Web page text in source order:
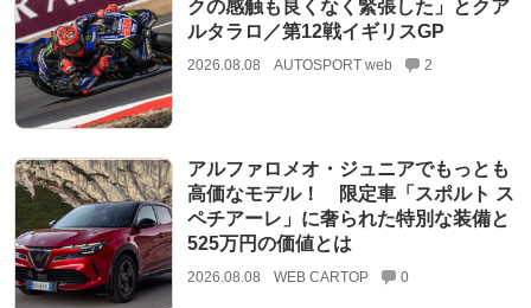
クの感触も良くなく緊張した」とクア
ルタラロ／第12戦イギリスGP
2026.08.08 AUTOSPORT web 2
アルファロメオ・ジュニアでもっとも
高価なモデル！ 限定車「スポルト ス
ペチアーレ」に奢られた特別な装備と
525万円の価値とは
2026.08.08 WEB CARTOP 0